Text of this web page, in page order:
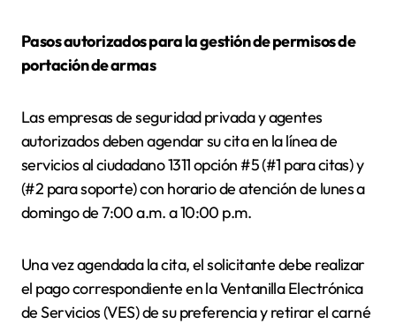
Pasos autorizados para la gestión de permisos de
portación de armas
Las empresas de seguridad privada y agentes
autorizados deben agendar su cita en la línea de
servicios al ciudadano 1311 opción #5 (#1 para citas) y
(#2 para soporte) con horario de atención de lunes a
domingo de 7:00 a.m. a 10:00 p.m.
Una vez agendada la cita, el solicitante debe realizar
el pago correspondiente en la Ventanilla Electrónica
de Servicios (VES) de su preferencia y retirar el carné